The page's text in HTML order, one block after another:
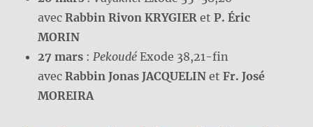
avecRabbin Rivon KRYGIER etP. Éric
MORIN
27 mars :PekoudéExode 38,21-fin
avecRabbin Jonas JACQUELIN etFr. José
MOREIRA